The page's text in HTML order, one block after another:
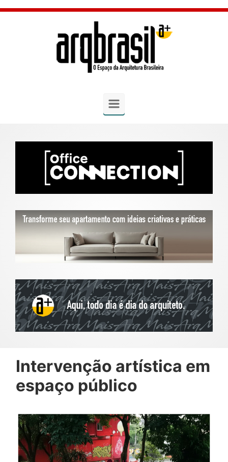
Skip to main content
Intervenção artística em
espaço público